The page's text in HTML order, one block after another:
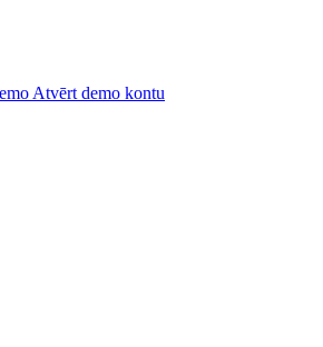
Atvērt demo kontu